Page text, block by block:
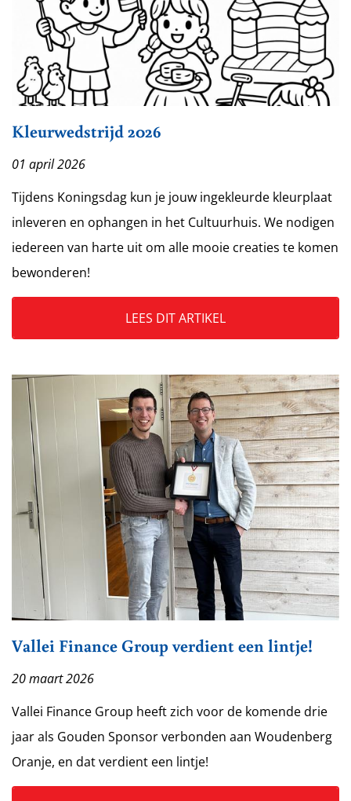
Kleurwedstrijd 2026
01 april 2026
Tijdens Koningsdag kun je jouw ingekleurde kleurplaat
inleveren en ophangen in het Cultuurhuis. We nodigen
iedereen van harte uit om alle mooie creaties te komen
bewonderen!
LEES DIT ARTIKEL
Vallei Finance Group verdient een lintje!
20 maart 2026
Vallei Finance Group heeft zich voor de komende drie
jaar als Gouden Sponsor verbonden aan Woudenberg
Oranje, en dat verdient een lintje!